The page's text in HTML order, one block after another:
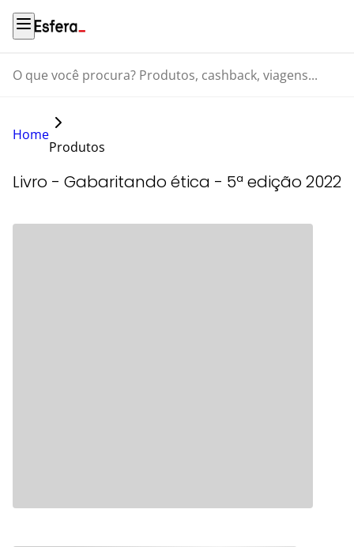
O que você procura? Produtos, cashback, viagens...
Home
Produtos
Livro - Gabaritando ética - 5ª edição 2022